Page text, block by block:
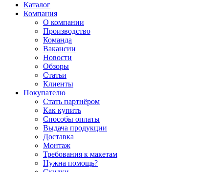
Каталог
Компания
О компании
Производство
Команда
Вакансии
Новости
Обзоры
Статьи
Клиенты
Покупателю
Стать партнёром
Как купить
Способы оплаты
Выдача продукции
Доставка
Монтаж
Требования к макетам
Нужна помощь?